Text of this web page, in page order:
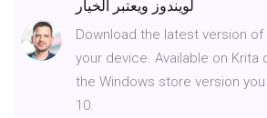
Download the latest version of
your device. Available on Krita
the Windows store version
10.